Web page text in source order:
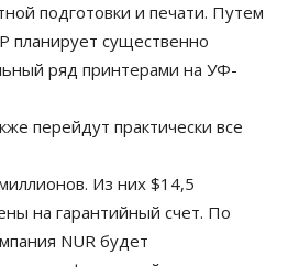
подготовки и печати. Путем
планирует существенно
ряд принтерами на УФ-
перейдут практически все
Из них $14,5
на гарантийный счет. По
NUR будет